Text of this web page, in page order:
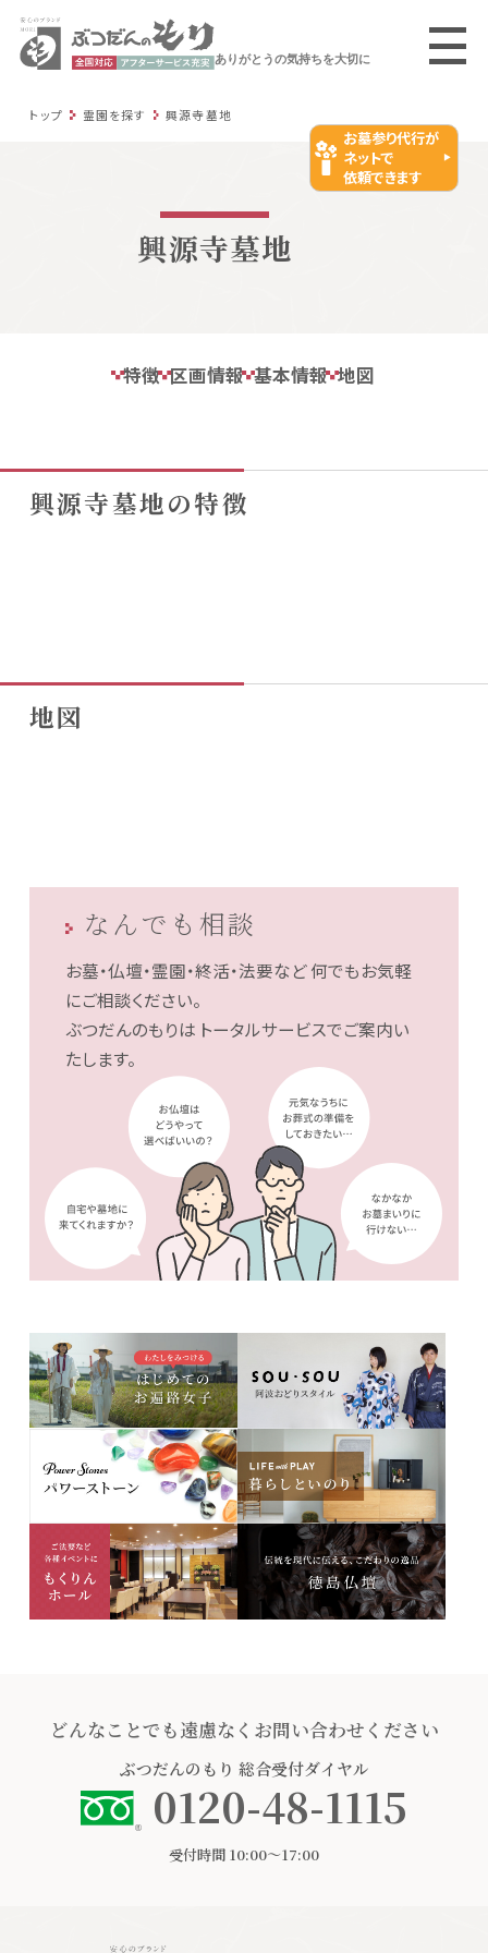
ありがとうの気持ちを大切に
トップ 霊園を探す 興源寺墓地
お墓参り代行が
ネットで
依頼できます
興源寺墓地
特徴 区画情報 基本情報 地図
興源寺墓地の特徴
地図
なんでも相談
お墓・仏壇・霊園・終活・法要など何でもお気軽
にご相談ください。
ぶつだんのもりは トータルサービスでご案内い
たします。
どんなことでも遠慮なくお問い合わせください
ぶつだんのもり 総合受付ダイヤル
0120-48-1115
受付時間 10:00〜17:00